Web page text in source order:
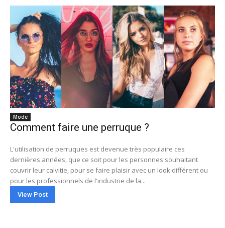
Mode
Comment faire une perruque ?
L'utilisation de perruques est devenue très populaire ces
dernières années, que ce soit pour les personnes souhaitant
couvrir leur calvitie, pour se faire plaisir avec un look différent ou
pour les professionnels de l'industrie de la...
View Post